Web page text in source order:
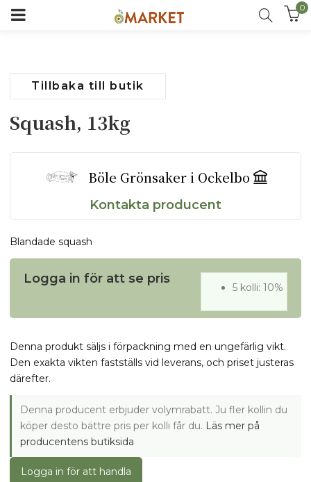
0
Tillbaka till butik
Squash, 13kg
Böle Grönsaker i Ockelbo
Kontakta producent
Blandade squash
Logga in för att se pris
5 kolli: 10%
Denna produkt säljs i förpackning med en ungefärlig vikt.
Den exakta vikten fastställs vid leverans, och priset justeras
därefter.
Denna producent erbjuder volymrabatt. Ju fler kollin du
köper desto bättre pris per kolli får du. Läs mer på
producentens butiksida
Logga in för att handla